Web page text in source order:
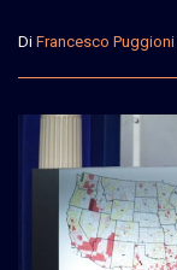
Di Francesco Puggioni